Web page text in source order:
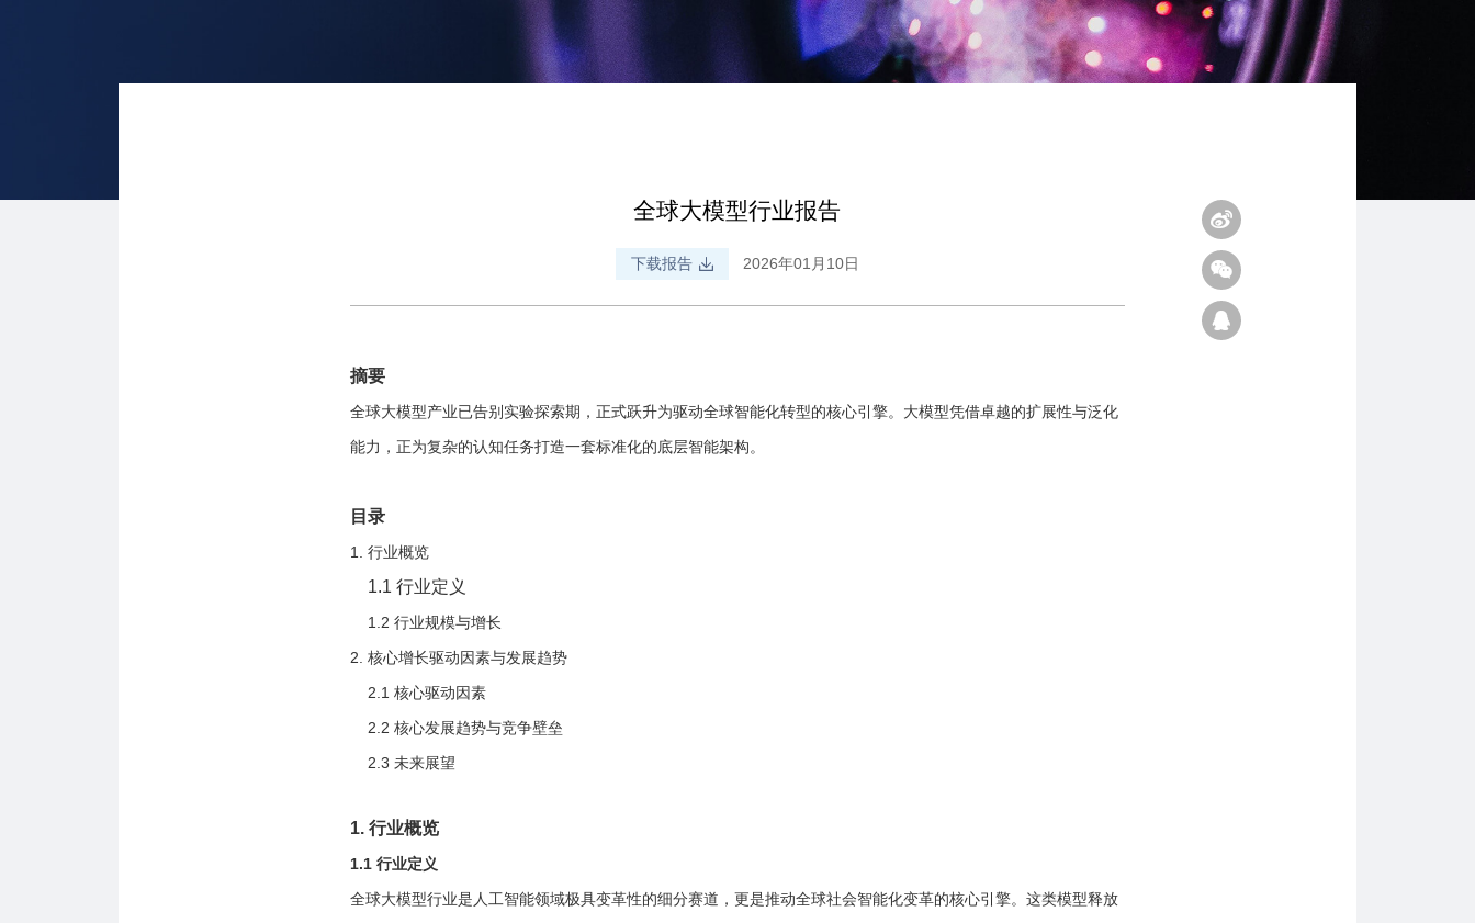
全球大模型行业报告
下载报告 2026年01月10日
摘要
全球大模型产业已告别实验探索期，正式跃升为驱动全球智能化转型的核心引擎。大模型凭借卓越的扩展性与泛化
能力，正为复杂的认知任务打造一套标准化的底层智能架构。
目录
1. 行业概览
1.1 行业定义
1.2 行业规模与增长
2. 核心增长驱动因素与发展趋势
2.1 核心驱动因素
2.2 核心发展趋势与竞争壁垒
2.3 未来展望
1. 行业概览
1.1 行业定义
全球大模型行业是人工智能领域极具变革性的细分赛道，更是推动全球社会智能化变革的核心引擎。这类模型释放